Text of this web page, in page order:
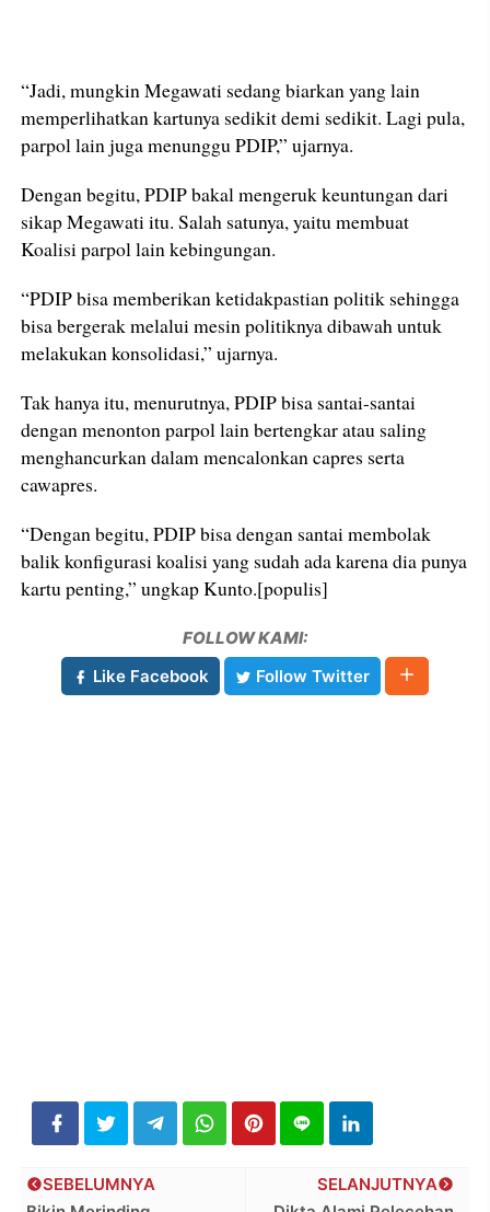
“Jadi, mungkin Megawati sedang biarkan yang lain
memperlihatkan kartunya sedikit demi sedikit. Lagi pula,
parpol lain juga menunggu PDIP,” ujarnya.
Dengan begitu, PDIP bakal mengeruk keuntungan dari
sikap Megawati itu. Salah satunya, yaitu membuat
Koalisi parpol lain kebingungan.
“PDIP bisa memberikan ketidakpastian politik sehingga
bisa bergerak melalui mesin politiknya dibawah untuk
melakukan konsolidasi,” ujarnya.
Tak hanya itu, menurutnya, PDIP bisa santai-santai
dengan menonton parpol lain bertengkar atau saling
menghancurkan dalam mencalonkan capres serta
cawapres.
“Dengan begitu, PDIP bisa dengan santai membolak
balik konfigurasi koalisi yang sudah ada karena dia punya
kartu penting,” ungkap Kunto.[populis]
FOLLOW KAMI:
Like Facebook
Follow Twitter
SELANJUTNYA
SEBELUMNYA